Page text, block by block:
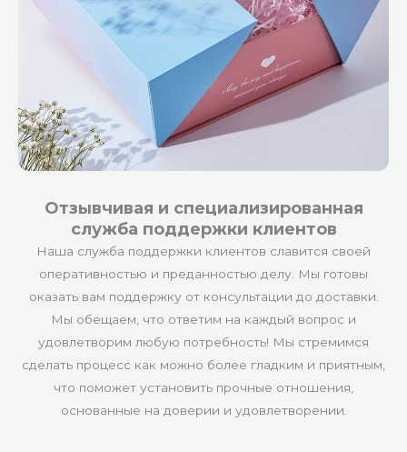
Отзывчивая и специализированная
служба поддержки клиентов
Наша служба поддержки клиентов славится своей
оперативностью и преданностью делу. Мы готовы
оказать вам поддержку от консультации до доставки.
Мы обещаем, что ответим на каждый вопрос и
удовлетворим любую потребность! Мы стремимся
сделать процесс как можно более гладким и приятным,
что поможет установить прочные отношения,
основанные на доверии и удовлетворении.